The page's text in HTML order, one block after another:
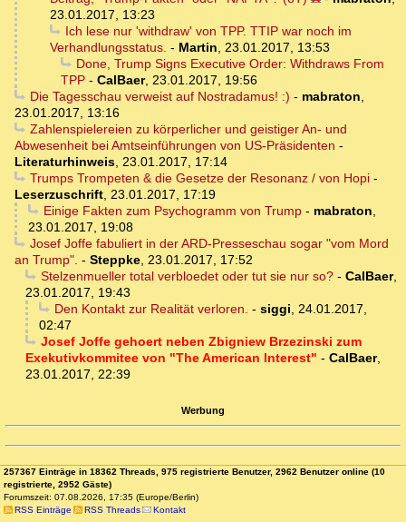
23.01.2017, 13:23
Ich lese nur 'withdraw' von TPP. TTIP war noch im
Verhandlungsstatus. - Martin, 23.01.2017, 13:53
Done, Trump Signs Executive Order: Withdraws From
TPP - CalBaer, 23.01.2017, 19:56
Die Tagesschau verweist auf Nostradamus! :) - mabraton,
23.01.2017, 13:16
Zahlenspielereien zu körperlicher und geistiger An- und
Abwesenheit bei Amtseinführungen von US-Präsidenten -
Literaturhinweis, 23.01.2017, 17:14
Trumps Trompeten & die Gesetze der Resonanz / von Hopi-
Leserzuschrift, 23.01.2017, 17:19
Einige Fakten zum Psychogramm von Trump- mabraton,
23.01.2017, 19:08
Josef Joffe fabuliert in der ARD-Presseschau sogar "vom Mord
an Trump". - Steppke, 23.01.2017, 17:52
Stelzenmueller total verbloedet oder tut sie nur so?- CalBaer,
23.01.2017, 19:43
Den Kontakt zur Realität verloren. - siggi, 24.01.2017,
02:47
Josef Joffe gehoert neben Zbigniew Brzezinski zum
Exekutivkommitee von "The American Interest" - CalBaer,
23.01.2017, 22:39
Werbung
257367 Einträge in 18362 Threads, 975 registrierte Benutzer, 2962 Benutzer online (10
registrierte, 2952 Gäste)
Forumszeit: 07.08.2026, 17:35 (Europe/Berlin)
RSS Einträge
RSS Threads Kontakt